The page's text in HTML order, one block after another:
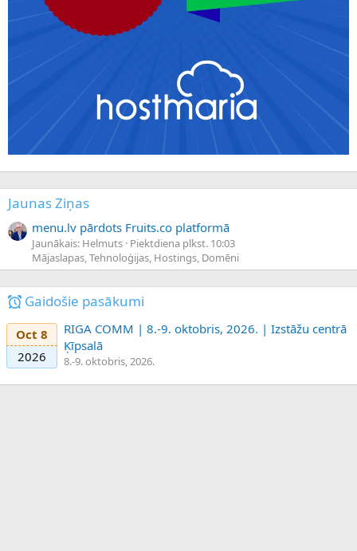
Jaunas Ziņas
menu.lv pārdots Fruits.co platformā
Jaunākais: Helmuts Piektdiena plkst. 10:03
Mājaslapas, Tehnoloģijas, Hostings, Domēni
Gaidošie pasākumi
Oct 8
2026
RIGA COMM | 8.-9. oktobris, 2026. | Izstāžu centrā
Ķīpsalā
8.-9. oktobris, 2026.